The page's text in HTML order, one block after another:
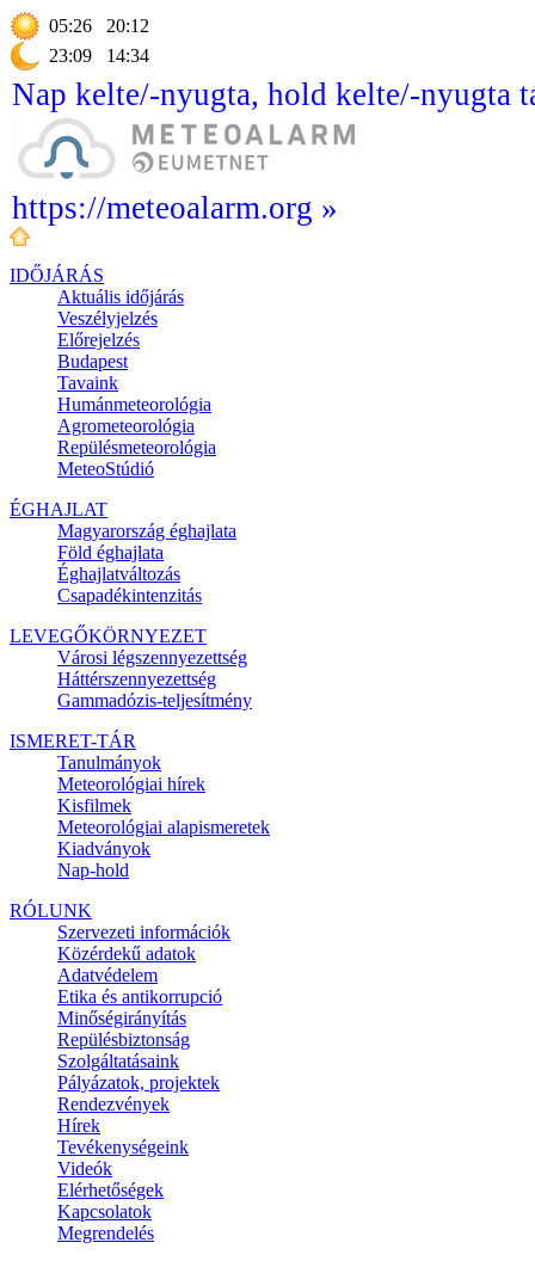
05:26
20:12
23:09
14:34
Nap kelte/-nyugta, hold kelte/-nyugta
https://meteoalarm.org »
IDŐJÁRÁS
Aktuális időjárás
Veszélyjelzés
Előrejelzés
Budapest
Tavaink
Humánmeteorológia
Agrometeorológia
Repülésmeteorológia
MeteoStúdió
ÉGHAJLAT
Magyarország éghajlata
Föld éghajlata
Éghajlatváltozás
Csapadékintenzitás
LEVEGŐKÖRNYEZET
Városi légszennyezettség
Háttérszennyezettség
Gammadózis-teljesítmény
ISMERET-TÁR
Tanulmányok
Meteorológiai hírek
Kisfilmek
Meteorológiai alapismeretek
Kiadványok
Nap-hold
RÓLUNK
Szervezeti információk
Közérdekű adatok
Adatvédelem
Etika és antikorrupció
Minőségirányítás
Repülésbiztonság
Szolgáltatásaink
Pályázatok, projektek
Rendezvények
Hírek
Tevékenységeink
Videók
Elérhetőségek
Kapcsolatok
Megrendelés